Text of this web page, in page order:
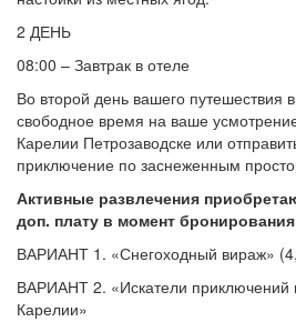
2 ДЕНЬ
08:00 – Завтрак в отеле
Во второй день вашего путешествия
свободное время на ваше
Карелии Петрозаводске или
приключение по заснеженным
Активные развлечения
доп. плату в момент
ВАРИАНТ 1. «Снегоходный вираж»
ВАРИАНТ 2. «Искатели приключений
Карелии»